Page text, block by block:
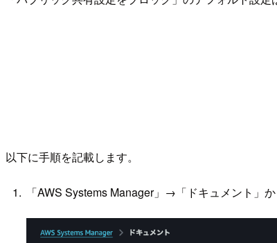
以下に手順を記載します。
「AWS Systems Manager」→「ドキュメント」